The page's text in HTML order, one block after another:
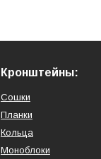
Кронштейны:
Сошки
Планки
Кольца
Моноблоки